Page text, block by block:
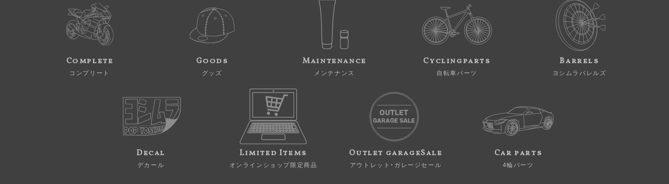
Complete
コンプリート
Goods
グッズ
Maintenance
メンテナンス
Cyclingparts
自転車パーツ
Barrels
ヨシムラバレルズ
Decal
デカール
Limited Items
オンラインショップ限定商品
Outlet garageSale
アウトレット・ガレージセール
Car parts
4輪パーツ